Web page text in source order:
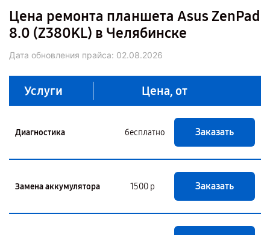
Цена ремонта планшета Asus ZenPad
8.0 (Z380KL) в Челябинске
Дата обновления прайса: 02.08.2026
Услуги Цена, от
Диагностика бесплатно Заказать
Замена аккумулятора 1500 р Заказать